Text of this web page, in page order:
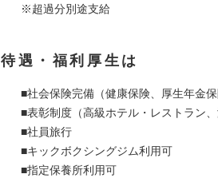
※超過分別途支給
待遇・福利厚生は
■社会保険完備（健康保険、厚生年金
■表彰制度（高級ホテル・レストラン、
■社員旅行
■キックボクシングジム利用可
■指定保養所利用可